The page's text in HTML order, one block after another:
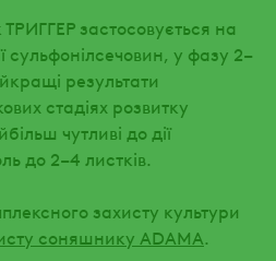
застосовується на
сульфонілсечовин, у фазу 2–
результати
стадіях розвитку
чутливі до дії
до 2–4 листків.
захисту культури
соняшнику ADAMA.